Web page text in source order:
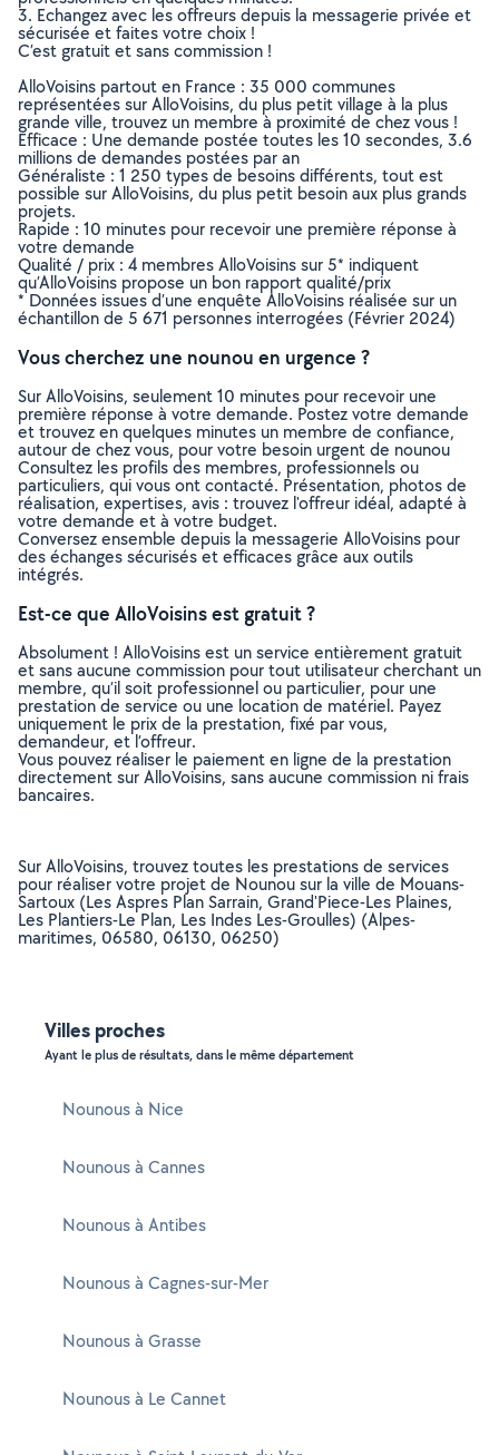
3. Echangez avec les offreurs depuis la messagerie privée et
sécurisée et faites votre choix !
C’est gratuit et sans commission !
AlloVoisins partout en France : 35 000 communes
représentées sur AlloVoisins, du plus petit village à la plus
grande ville, trouvez un membre à proximité de chez vous !
Efficace : Une demande postée toutes les 10 secondes, 3.6
millions de demandes postées par an
Généraliste : 1 250 types de besoins différents, tout est
possible sur AlloVoisins, du plus petit besoin aux plus grands
projets.
Rapide : 10 minutes pour recevoir une première réponse à
votre demande
Qualité / prix : 4 membres AlloVoisins sur 5* indiquent
qu’AlloVoisins propose un bon rapport qualité/prix
* Données issues d’une enquête AlloVoisins réalisée sur un
échantillon de 5 671 personnes interrogées (Février 2024)
Vous cherchez une nounou en urgence ?
Sur AlloVoisins, seulement 10 minutes pour recevoir une
première réponse à votre demande. Postez votre demande
et trouvez en quelques minutes un membre de confiance,
autour de chez vous, pour votre besoin urgent de nounou
Consultez les profils des membres, professionnels ou
particuliers, qui vous ont contacté. Présentation, photos de
réalisation, expertises, avis : trouvez l'offreur idéal, adapté à
votre demande et à votre budget.
Conversez ensemble depuis la messagerie AlloVoisins pour
des échanges sécurisés et efficaces grâce aux outils
intégrés.
Est-ce que AlloVoisins est gratuit ?
Absolument ! AlloVoisins est un service entièrement gratuit
et sans aucune commission pour tout utilisateur cherchant un
membre, qu’il soit professionnel ou particulier, pour une
prestation de service ou une location de matériel. Payez
uniquement le prix de la prestation, fixé par vous,
demandeur, et l’offreur.
Vous pouvez réaliser le paiement en ligne de la prestation
directement sur AlloVoisins, sans aucune commission ni frais
bancaires.
Sur AlloVoisins, trouvez toutes les prestations de services
pour réaliser votre projet de Nounou sur la ville de Mouans-
Sartoux (Les Aspres Plan Sarrain, Grand'Piece-Les Plaines,
Les Plantiers-Le Plan, Les Indes Les-Groulles) (Alpes-
maritimes, 06580, 06130, 06250)
Villes proches
Ayant le plus de résultats, dans le même département
Nounous à Nice
Nounous à Cannes
Nounous à Antibes
Nounous à Cagnes-sur-Mer
Nounous à Grasse
Nounous à Le Cannet